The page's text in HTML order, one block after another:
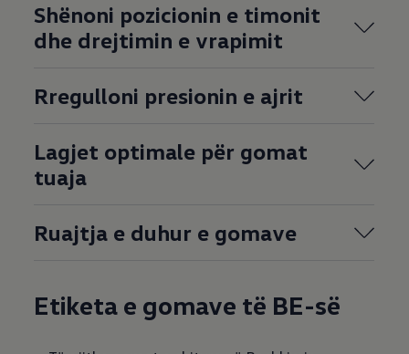
Shënoni pozicionin e timonit
dhe drejtimin e vrapimit
Rregulloni presionin e ajrit
Lagjet optimale për gomat
tuaja
Ruajtja e duhur e gomave
Etiketa e gomave të BE-së